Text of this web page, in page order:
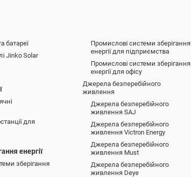
батареї
Jinko Solar
для
енергії
зберігання
Промислові системи зберігання
енергії для підприємства
Промислові системи зберігання
енергії для офісу
Джерела безперебійного
живлення
Джерела безперебійного
живлення SAJ
Джерела безперебійного
живлення Victron Energy
Джерела безперебійного
живлення Must
Джерела безперебійного
живлення Deye